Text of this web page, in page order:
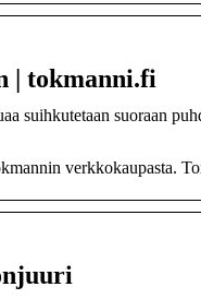
| tokmanni.fi
suihkutetaan suoraan
verkkokaupasta.